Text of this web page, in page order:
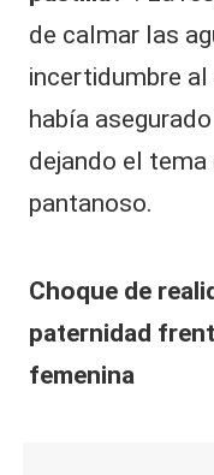
de calmar las
incertidumbre
había
dejando el tema
pantanoso.
Choque de
paternidad
femenina